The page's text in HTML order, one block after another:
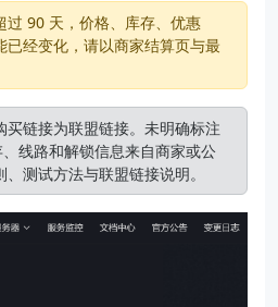
过 90 天，价格、库存、优惠
已经变化，请以商家结算页与最
链接为联盟链接。未明确标注
线路和解锁信息来自商家或公
、 测试方法与联盟链接说明。